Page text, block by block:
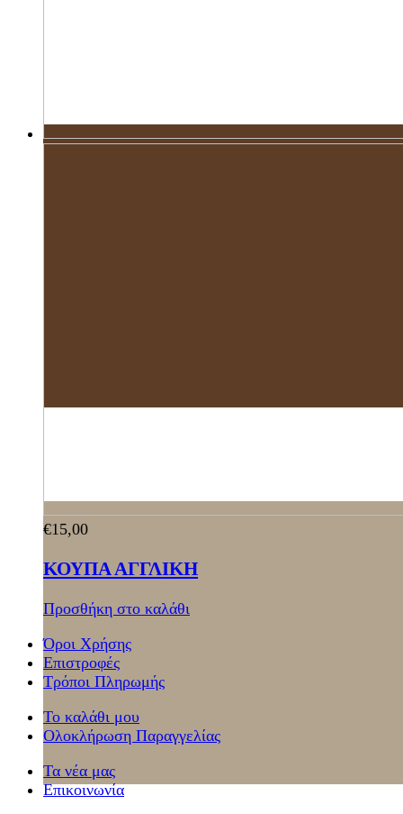
€15,00
ΚΟΥΠΑ ΑΓΓΛΙΚΗ
Προσθήκη στο καλάθι
Όροι Χρήσης
Επιστροφές
Τρόποι Πληρωμής
Το καλάθι μου
Ολοκλήρωση Παραγγελίας
Τα νέα μας
Επικοινωνία